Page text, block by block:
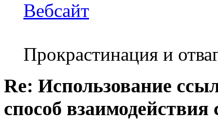
Вебсайт
Прокрастинация и
Re: Использование
способ взаимодействия